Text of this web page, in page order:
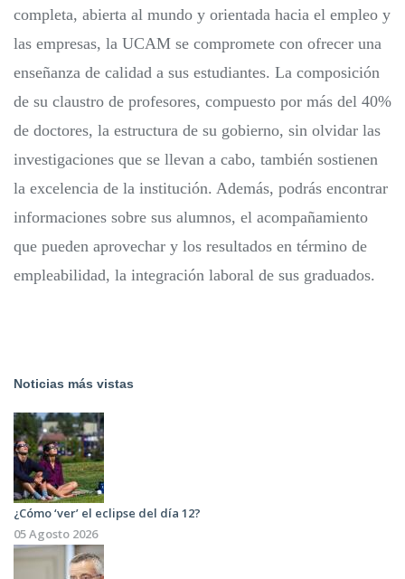
completa, abierta al mundo y orientada hacia el empleo y
las empresas, la UCAM se compromete con ofrecer una
enseñanza de calidad a sus estudiantes. La composición
de su claustro de profesores, compuesto por más del 40%
de doctores, la estructura de su gobierno, sin olvidar las
investigaciones que se llevan a cabo, también sostienen
la excelencia de la institución. Además, podrás encontrar
informaciones sobre sus alumnos, el acompañamiento
que pueden aprovechar y los resultados en término de
empleabilidad, la integración laboral de sus graduados.
Noticias más vistas
¿Cómo ‘ver’ el eclipse del día 12?
05 Agosto 2026